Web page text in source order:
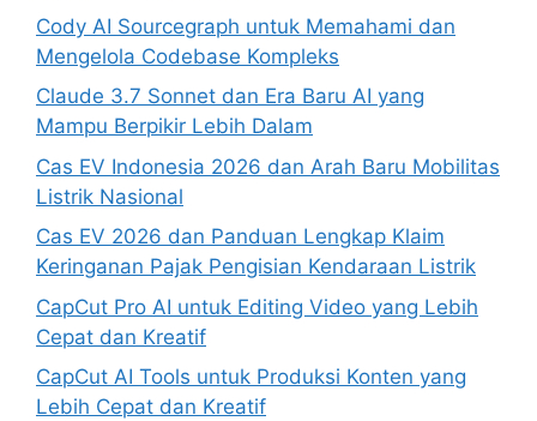
Cody AI Sourcegraph untuk Memahami dan
Mengelola Codebase Kompleks
Claude 3.7 Sonnet dan Era Baru AI yang
Mampu Berpikir Lebih Dalam
Cas EV Indonesia 2026 dan Arah Baru Mobilitas
Listrik Nasional
Cas EV 2026 dan Panduan Lengkap Klaim
Keringanan Pajak Pengisian Kendaraan Listrik
CapCut Pro AI untuk Editing Video yang Lebih
Cepat dan Kreatif
CapCut AI Tools untuk Produksi Konten yang
Lebih Cepat dan Kreatif